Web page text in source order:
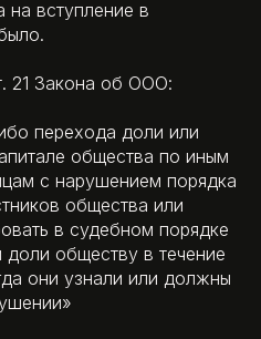
на вступление в
21 Закона об ООО:
перехода доли или
общества по иным
с нарушением порядка
общества или
в судебном порядке
обществу в течение
они узнали или должны